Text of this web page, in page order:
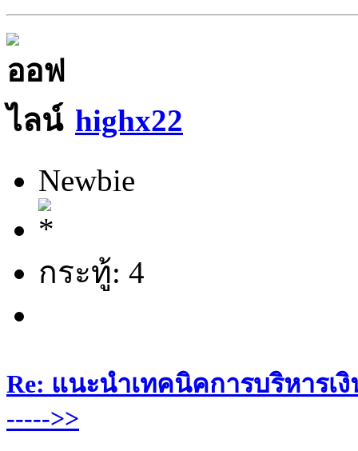
highx22
Newbie
กระทู้: 4
Re: แนะนำเทคนิคการบริหาร
----->>